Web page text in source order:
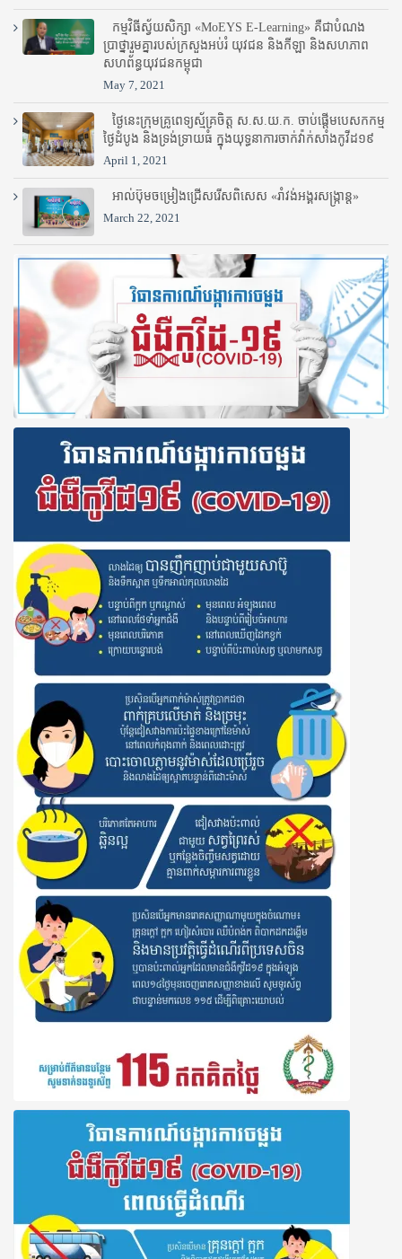
កម្មវិធីស្វ័យសិក្សា «MoEYS E-Learning» គឺជាបំណង
ប្រាថ្នារួមគ្នារបស់ក្រសួងអប់រំ​ យុវជន និងកីឡា និងសហភាព
សហព័ន្ធយុវជនកម្ពុជា
May 7, 2021
ថ្ងៃនេះក្រុមគ្រូពេទ្យស្ម័គ្រចិត្ត ស.ស.យ.ក. ចាប់ផ្តើមបេសកកម្ម
ថ្ងៃដំបូង និងទ្រង់ទ្រាយធំ ក្នុងយុទ្ធនាការចាក់វ៉ាក់សាំងកូវីដ១៩
April 1, 2021
អាល់ប៊ុមចម្រៀងជ្រើសរើសពិសេស «រាំវង់អង្គរសង្ក្រាន្ត»
March 22, 2021